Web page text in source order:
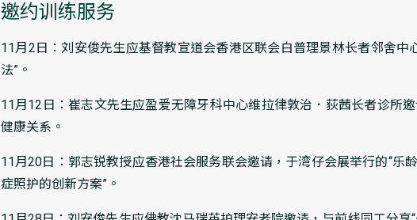
邀约训练服务
11月2日：刘安俊先生应基督教宣道会香港区联会白普理景林长者邻舍
法”。
11月12日：崔志文先生应盈爱无障牙科中心维拉律敦治．荻茜长者诊所
健康关系。
11月20日：郭志锐教授应香港社会服务联会邀请，于湾仔会展举行的“乐
症照护的创新方案”。